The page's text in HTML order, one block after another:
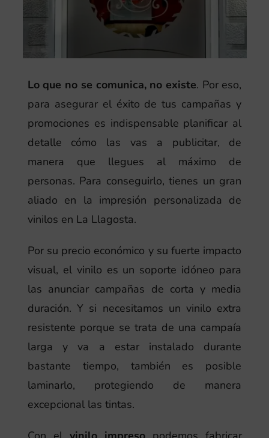
Lo que no se comunica, no existe. Por eso,
para asegurar el éxito de tus campañas y
promociones es indispensable planificar al
detalle cómo las vas a publicitar, de
manera que llegues al máximo de
personas. Para conseguirlo, tienes un gran
aliado en la impresión personalizada de
vinilos en La Llagosta.
Por su precio económico y su fuerte impacto
visual, el vinilo es un soporte idóneo para
las anunciar campañas de corta y media
duración. Y si necesitamos un vinilo extra
resistente porque se trata de una campaía
larga y va a estar instalado durante
bastante tiempo, también es posible
laminarlo, protegiendo de manera
excepcional las tintas.